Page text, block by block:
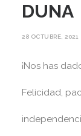
DUNA
28 OCTUBRE, 2021
¡Nos has
Felicidad,